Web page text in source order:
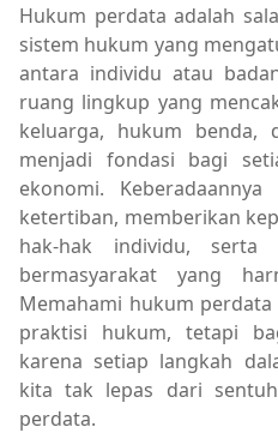
Hukum perdata adalah
sistem hukum yang
antara individu atau
ruang lingkup yang
keluarga, hukum benda,
menjadi fondasi bagi
ekonomi.
ketertiban, memberikan
hak-hak individu, serta
bermasyarakat yang
Memahami hukum
praktisi hukum, tetapi
karena setiap langkah
kita tak lepas dari
perdata.